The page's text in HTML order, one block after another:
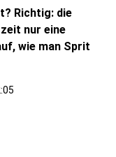
Richtig: die
nur eine
wie man Sprit